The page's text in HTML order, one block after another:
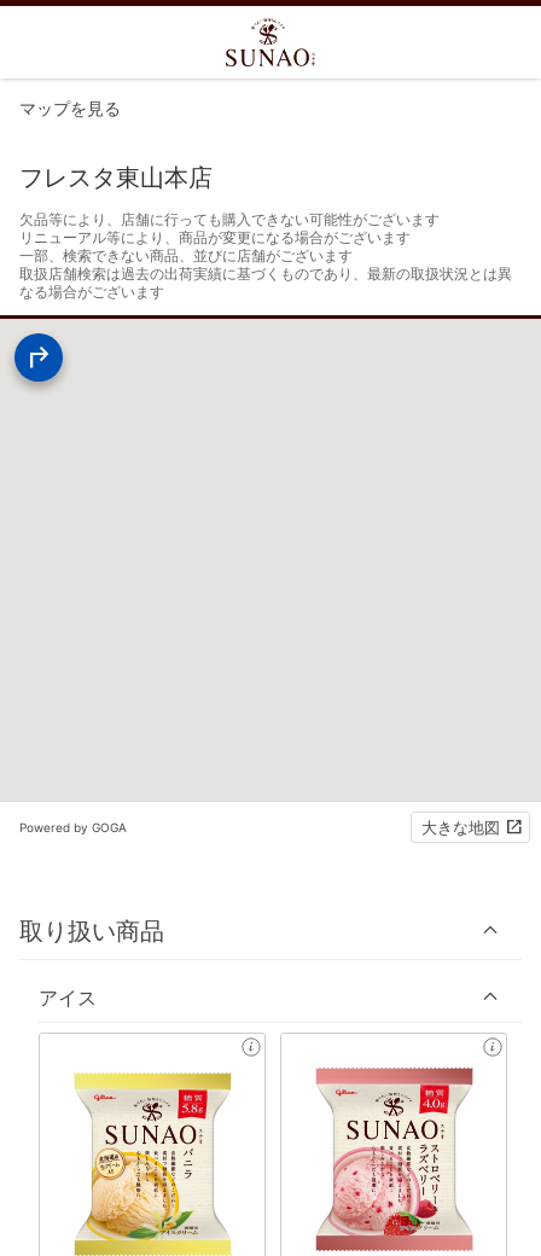
マップを見る
フレスタ東山本店
欠品等により、店舗に行っても購入できない可能性がございます
リニューアル等により、商品が変更になる場合がございます
一部、検索できない商品、並びに店舗がございます
取扱店舗検索は過去の出荷実績に基づくものであり、最新の取扱状況とは異
なる場合がございます
Powered by GOGA 大きな地図
取り扱い商品
アイス